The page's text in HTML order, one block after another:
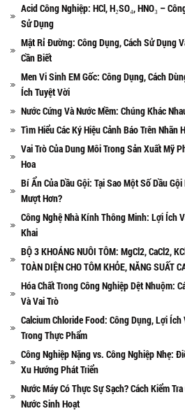
Acid Công Nghiệp: HCl, H₂SO₄, HNO₃ –
Sử Dụng
Mật Rỉ Đường: Công Dụng, Cách Sử Dụng
Cần Biết
Men Vi Sinh EM Gốc: Công Dụng, Cách
Ích Tuyệt Vời
Nước Cứng Và Nước Mềm: Chúng Khác
Tìm Hiểu Các Ký Hiệu Cảnh Báo Trên Nhãn
Vai Trò Của Dung Môi Trong Sản Xuất Mỹ
Hoa
Bí Ẩn Của Dầu Gội: Tại Sao Một Số Dầu
Mượt Hơn?
Công Nghệ Nhà Kính Thông Minh: Lợi Ích
Khai
BỘ 3 KHOÁNG NUÔI TÔM: MgCl2, CaCl2,
TOÀN DIỆN CHO TÔM KHỎE, NĂNG SUẤT
Hóa Chất Trong Công Nghiệp Dệt Nhuộm:
Và Vai Trò
Calcium Chloride Food: Công Dụng, Lợi Ích
Trong Thực Phẩm
Công Nghiệp Nặng vs. Công Nghiệp Nhẹ:
Xu Hướng Phát Triển
Nước Máy Có Thực Sự Sạch? Cách Kiểm
Nước Sinh Hoạt